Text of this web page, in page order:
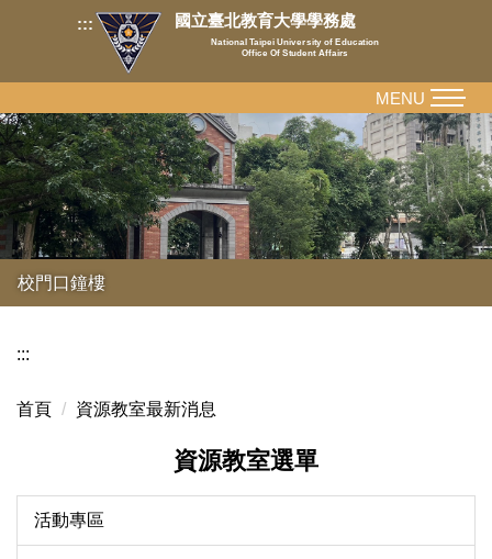
內
容
區
::: 國立臺北教育大學學務處
National Taipei University of Education
Office Of Student Affairs
校門口鐘樓
MENU
:::
首頁 資源教室最新消息
資源教室選單
活動專區